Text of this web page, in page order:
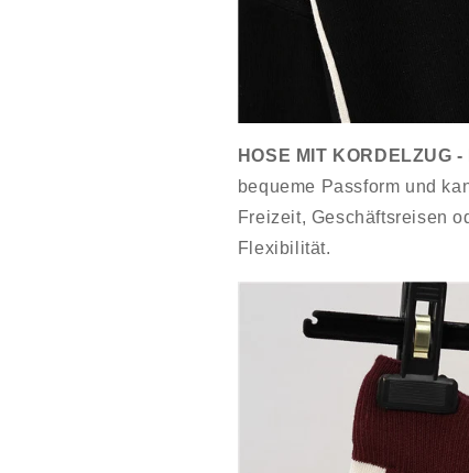
HOSE MIT KORDELZUG -
bequeme Passform und
Freizeit, Geschäftsreisen
Flexibilität.